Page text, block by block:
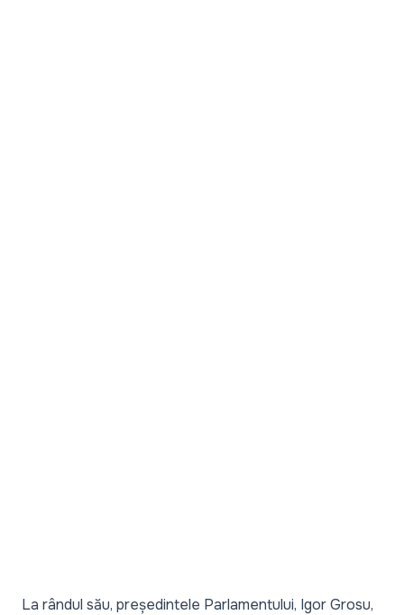
La rândul său, președintele Parlamentului, Igor Grosu,